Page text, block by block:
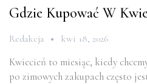
Gdzie Kupować W
Redakcja kwi 18, 2026
Kwiecień to miesiąc, kiedy
po zimowych zakupach często